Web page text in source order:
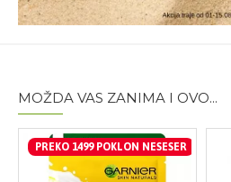
MOŽDA VAS ZANIMA I OVO...
PREKO 1499 POKLON NESESER